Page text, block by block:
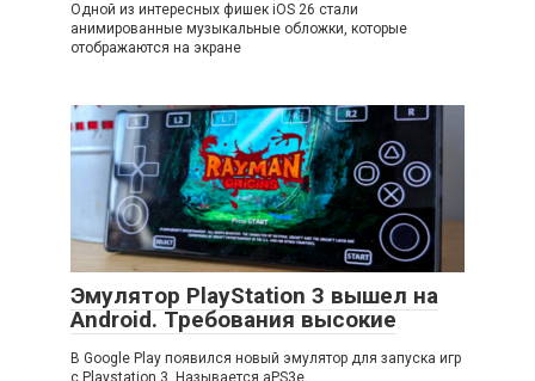
Одной из интересных фишек iOS 26 стали
анимированные музыкальные обложки, которые
отображаются на экране
Эмулятор PlayStation 3 вышел на
Android. Требования высокие
В Google Play появился новый эмулятор для запуска игр
с Playstation 3. Называется aPS3e.